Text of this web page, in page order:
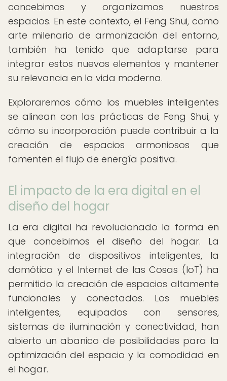
concebimos y organizamos nuestros
espacios. En este contexto, el Feng Shui, como
arte milenario de armonización del entorno,
también ha tenido que adaptarse para
integrar estos nuevos elementos y mantener
su relevancia en la vida moderna.
Exploraremos cómo los muebles inteligentes
se alinean con las prácticas de Feng Shui, y
cómo su incorporación puede contribuir a la
creación de espacios armoniosos que
fomenten el flujo de energía positiva.
El impacto de la era digital en el
diseño del hogar
La era digital ha revolucionado la forma en
que concebimos el diseño del hogar. La
integración de dispositivos inteligentes, la
domótica y el Internet de las Cosas (IoT) ha
permitido la creación de espacios altamente
funcionales y conectados. Los muebles
inteligentes, equipados con sensores,
sistemas de iluminación y conectividad, han
abierto un abanico de posibilidades para la
optimización del espacio y la comodidad en
el hogar.